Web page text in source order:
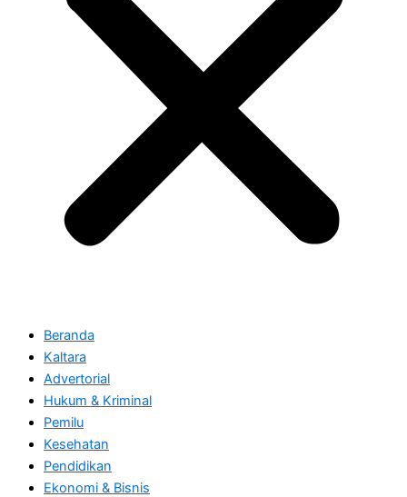
Beranda
Kaltara
Advertorial
Hukum & Kriminal
Pemilu
Kesehatan
Pendidikan
Ekonomi & Bisnis